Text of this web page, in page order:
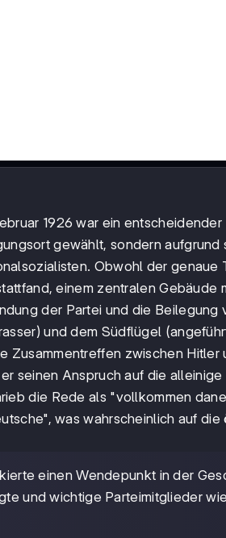
1926 war ein
gewählt, sondern
Obwohl der genaue
einem zentralen Gebäude
der Partei und die
und dem Südflügel
Zusammentreffen zwischen
seinen Anspruch auf die
die Rede als "vollkommen
was wahrscheinlich auf
einen Wendepunkt in der
und wichtige Parteimitglieder